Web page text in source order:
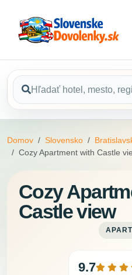
Domov Slovensko
Cozy Apartment with Castle
Cozy
Castle view
9.7